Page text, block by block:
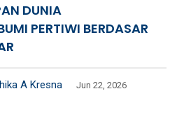
DUNIA
PERTIWI BERDASAR
A Kresna Jun 22, 2026